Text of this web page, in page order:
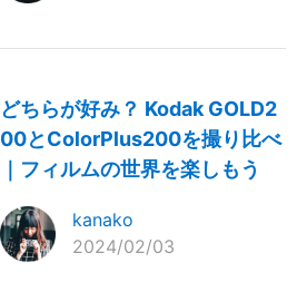
どちらが好み？ Kodak GOLD2
00とColorPlus200を撮り比べ
｜フィルムの世界を楽しもう
kanako
2024/02/03